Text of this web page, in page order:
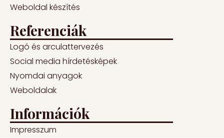
Weboldal készítés
Referenciák
Logó és arculattervezés
Social media hírdetésképek
Nyomdai anyagok
Weboldalak
Információk
Impresszum